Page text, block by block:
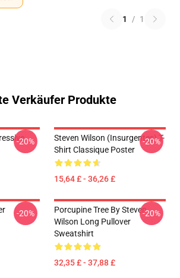
1 / 1
Verkäufer Produkte
-20%
Steven Wilson (insurgentes) T-
Shirt Classique Poster
15,64 £ - 36,26 £
-20%
-20%
Porcupine Tree By Steven
Wilson Long Pullover
Sweatshirt
32,35 £ - 37,88 £
-20%